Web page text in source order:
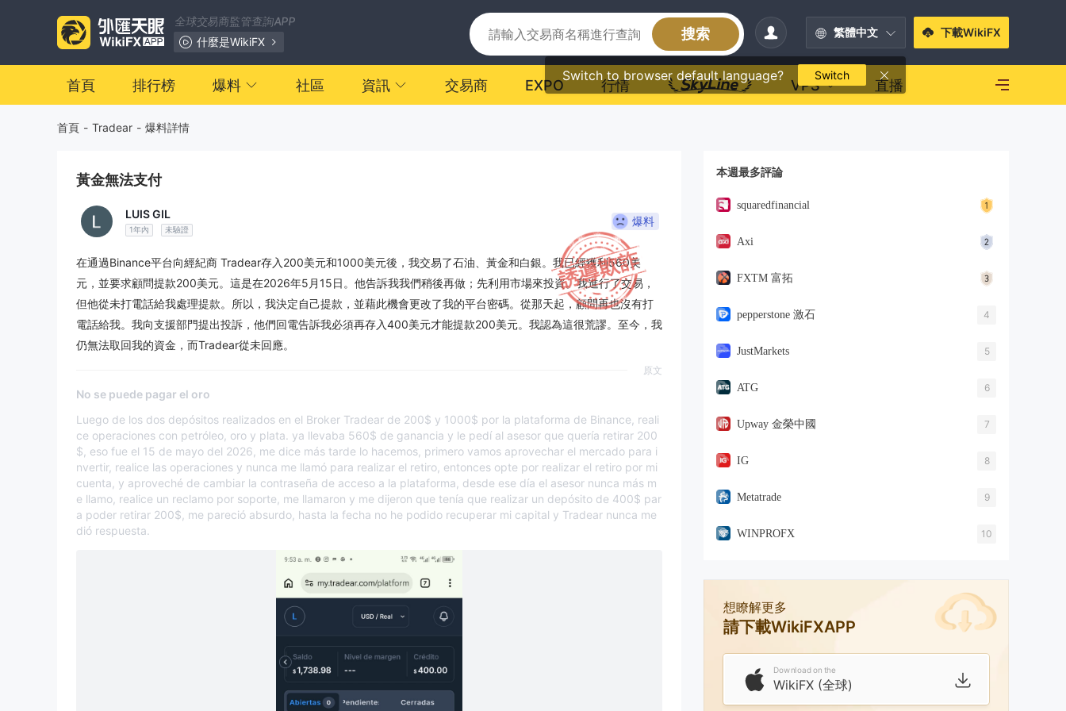
全球交易商監管查詢APP
什麼是WikiFX
搜索 繁體中文
Switch to browser default language? Switch
下載WikiFX
首頁 排行榜 爆料 社區 資訊 交易商 EXPO 行情 VPS 直播
首頁 - Tradear - 爆料詳情
黃金無法支付
LUIS GIL
1年內 未驗證
爆料
在通過Binance平台向經紀商 Tradear存入200美元和1000美元後，我交易了石油、黃金和白銀。我已經獲利560美
元，並要求顧問提款200美元。這是在2026年5月15日。他告訴我我們稍後再做；先利用市場來投資。我進行了交易，
但他從未打電話給我處理提款。所以，我決定自己提款，並藉此機會更改了我的平台密碼。從那天起，顧問再也沒有打
電話給我。我向支援部門提出投訴，他們回電告訴我必須再存入400美元才能提款200美元。我認為這很荒謬。至今，我
仍無法取回我的資金，而Tradear從未回應。
原文
No se puede pagar el oro
Luego de los dos depósitos realizados en el Broker Tradear de 200$ y 1000$ por la plataforma de Binance, reali
ce operaciones con petróleo, oro y plata. ya llevaba 560$ de ganancia y le pedí al asesor que quería retirar 200
$, eso fue el 15 de mayo del 2026, me dice más tarde lo hacemos, primero vamos aprovechar el mercado para i
nvertir, realice las operaciones y nunca me llamó para realizar el retiro, entonces opte por realizar el retiro por mi
cuenta, y aproveché de cambiar la contraseña de acceso a la plataforma, desde ese día el asesor nunca más m
e llamo, realice un reclamo por soporte, me llamaron y me dijeron que tenía que realizar un depósito de 400$ par
a poder retirar 200$, me pareció absurdo, hasta la fecha no he podido recuperar mi capital y Tradear nunca me
dió respuesta.
本週最多評論
squaredfinancial
Axi
FXTM 富拓
pepperstone 激石 4
JustMarkets 5
ATG 6
Upway 金榮中國 7
IG 8
Metatrade 9
WINPROFX 10
想瞭解更多
請下載WikiFXAPP
Download on the
WikiFX (全球)